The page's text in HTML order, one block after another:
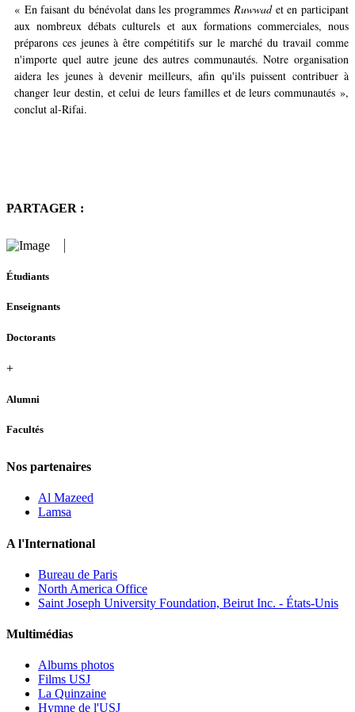
« En faisant du bénévolat dans les programmes Ruwwadet en participant
aux nombreux débats culturels et aux formations commerciales, nous
préparons ces jeunes à être compétitifs sur le marché du travail comme
n'importe quel autre jeune des autres communautés. Notre organisation
aidera les jeunes à devenir meilleurs, afin qu'ils puissent contribuer à
changer leur destin, et celui de leurs familles et de leurs communautés »,
conclut al-Rifai.
PARTAGER :
Étudiants
Enseignants
Doctorants
+
Alumni
Facultés
Nos partenaires
Al Mazeed
Lamsa
A l'International
Bureau de Paris
North America Office
Saint Joseph University Foundation, Beirut Inc. - États-Unis
Multimédias
Albums photos
Films USJ
La Quinzaine
Hymne de l'USJ